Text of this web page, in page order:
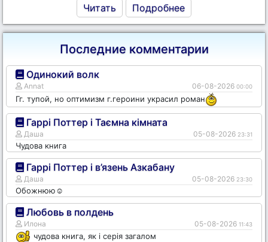
Читать Подробнее
Последние комментарии
Одинокий волк
Annat 06-08-2026 00:00
Гг. тупой, но оптимизм г.героини украсил роман
Гаррі Поттер і Таємна кімната
Даша 05-08-2026 23:31
Чудова книга
Гаррі Поттер і в’язень Азкабану
Даша 05-08-2026 23:30
Обожнюю☺️
Любовь в полдень
Илона 05-08-2026 11:43
чудова книга, як і серія загалом